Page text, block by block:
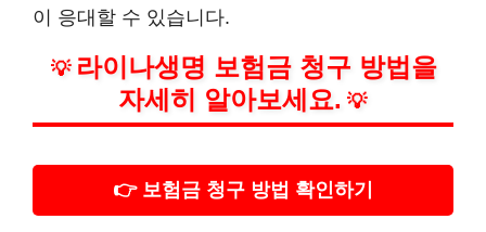
이 응대할 수 있습니다.
💡 라이나생명 보험금 청구 방법을
자세히 알아보세요. 💡
👉 보험금 청구 방법 확인하기